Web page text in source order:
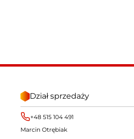
Dział sprzedaży
+48 515 104 491
Marcin Otrębiak